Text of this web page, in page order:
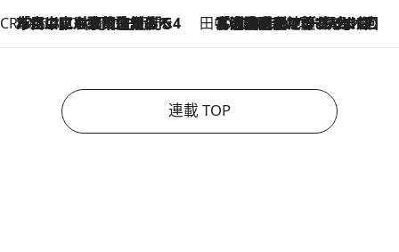
CREA'S CHOICE
2026.8.7
「立川にも歌舞伎があるんだよ」 片岡仁左衛門・市川中車ら豪華座組みで4年目の立川立飛歌舞伎へ 田中稲の勝手に再ブーム
2026.8.7
「湘南乃風に憧れて」観客大盛上がりの“タオル回し”に、ラッパー顔負けの高速歌唱まで…さだまさし（74）のアグレッシブすぎる現在地
連載 TOP